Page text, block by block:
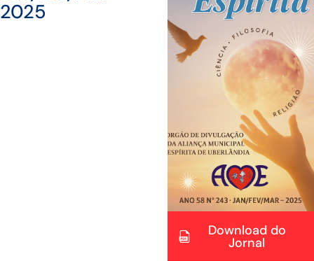
2025
Download do
Jornal